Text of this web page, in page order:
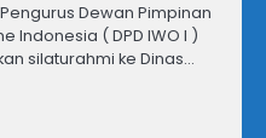
Dewan Pimpinan
Indonesia ( DPD IWO I )
silaturahmi ke Dinas…